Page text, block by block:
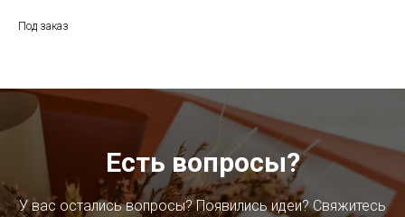
Под заказ
Есть вопросы?
У вас остались вопросы? Появились идеи? Свяжитесь